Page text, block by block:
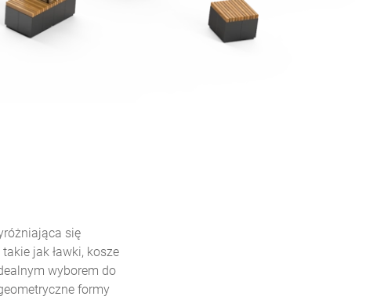
się
jak ławki, kosze
wyborem do
formy